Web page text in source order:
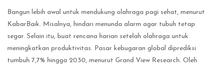
Bangun lebih awal untuk mendukung olahraga pagi sehat, menurut
KabarBaik. Misalnya, hindari menunda alarm agar tubuh tetap
segar. Selain itu, buat rencana harian setelah olahraga untuk
meningkatkan produktivitas. Pasar kebugaran global diprediksi
tumbuh 7,7% hingga 2030, menurut Grand View Research. Oleh